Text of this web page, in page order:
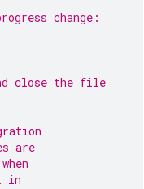
change:
close the file
are
in